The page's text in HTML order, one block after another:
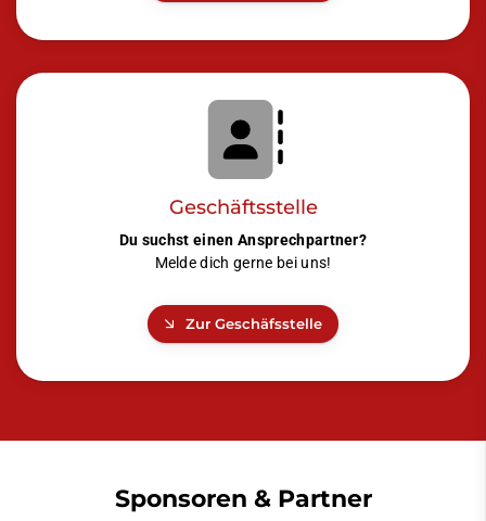
Geschäftsstelle
Du suchst einen Ansprechpartner?
Melde dich gerne bei uns!
Zur Geschäfsstelle
Sponsoren & Partner